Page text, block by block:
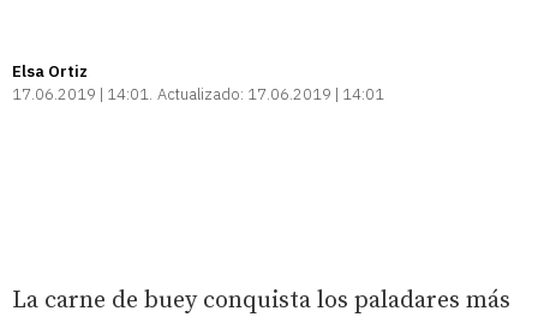
Elsa Ortiz
17.06.2019 | 14:01 Actualizado: 17.06.2019 | 14:01
La carne de buey conquista los paladares más